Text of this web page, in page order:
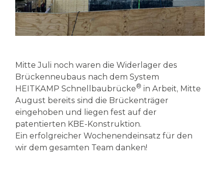
Mitte Juli noch waren die Widerlager des
Brückenneubaus nach dem System
HEITKAMP Schnellbaubrücke® in Arbeit, Mitte
August bereits sind die Brückenträger
eingehoben und liegen fest auf der
patentierten KBE-Konstruktion.
Ein erfolgreicher Wochenendeinsatz für den
wir dem gesamten Team danken!